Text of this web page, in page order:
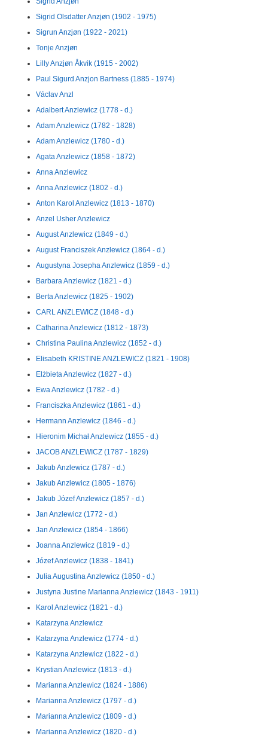
Sigrid Olsdatter Anzjøn (1902 - 1975)
Sigrun Anzjøn (1922 - 2021)
Tonje Anzjøn
Lilly Anzjøn Åkvik (1915 - 2002)
Paul Sigurd Anzjon Bartness (1885 - 1974)
Václav Anzl
Adalbert Anzlewicz (1778 - d.)
Adam Anzlewicz (1782 - 1828)
Adam Anzlewicz (1780 - d.)
Agata Anzlewicz (1858 - 1872)
Anna Anzlewicz
Anna Anzlewicz (1802 - d.)
Anton Karol Anzlewicz (1813 - 1870)
Anzel Usher Anzlewicz
August Anzlewicz (1849 - d.)
August Franciszek Anzlewicz (1864 - d.)
Augustyna Josepha Anzlewicz (1859 - d.)
Barbara Anzlewicz (1821 - d.)
Berta Anzlewicz (1825 - 1902)
CARL ANZLEWICZ (1848 - d.)
Catharina Anzlewicz (1812 - 1873)
Christina Paulina Anzlewicz (1852 - d.)
Elisabeth KRISTINE ANZLEWICZ (1821 - 1908)
Elżbieta Anzlewicz (1827 - d.)
Ewa Anzlewicz (1782 - d.)
Franciszka Anzlewicz (1861 - d.)
Hermann Anzlewicz (1846 - d.)
Hieronim Michał Anzlewicz (1855 - d.)
JACOB ANZLEWICZ (1787 - 1829)
Jakub Anzlewicz (1787 - d.)
Jakub Anzlewicz (1805 - 1876)
Jakub Józef Anzlewicz (1857 - d.)
Jan Anzlewicz (1772 - d.)
Jan Anzlewicz (1854 - 1866)
Joanna Anzlewicz (1819 - d.)
Józef Anzlewicz (1838 - 1841)
Julia Augustina Anzlewicz (1850 - d.)
Justyna Justine Marianna Anzlewicz (1843 - 1911)
Karol Anzlewicz (1821 - d.)
Katarzyna Anzlewicz
Katarzyna Anzlewicz (1774 - d.)
Katarzyna Anzlewicz (1822 - d.)
Krystian Anzlewicz (1813 - d.)
Marianna Anzlewicz (1824 - 1886)
Marianna Anzlewicz (1797 - d.)
Marianna Anzlewicz (1809 - d.)
Marianna Anzlewicz (1820 - d.)